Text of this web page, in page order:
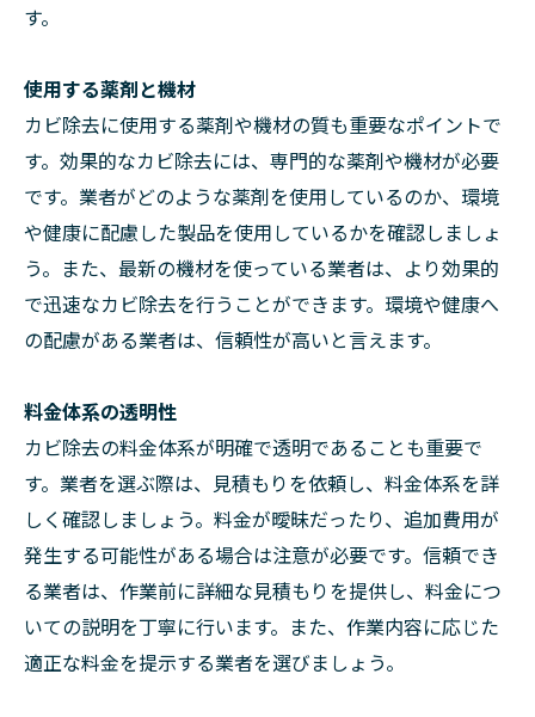
す。
使用する薬剤と機材
カビ除去に使用する薬剤や機材の質も重要なポイントで
す。効果的なカビ除去には、専門的な薬剤や機材が必要
です。業者がどのような薬剤を使用しているのか、環境
や健康に配慮した製品を使用しているかを確認しましょ
う。また、最新の機材を使っている業者は、より効果的
で迅速なカビ除去を行うことができます。環境や健康へ
の配慮がある業者は、信頼性が高いと言えます。
料金体系の透明性
カビ除去の料金体系が明確で透明であることも重要で
す。業者を選ぶ際は、見積もりを依頼し、料金体系を詳
しく確認しましょう。料金が曖昧だったり、追加費用が
発生する可能性がある場合は注意が必要です。信頼でき
る業者は、作業前に詳細な見積もりを提供し、料金につ
いての説明を丁寧に行います。また、作業内容に応じた
適正な料金を提示する業者を選びましょう。